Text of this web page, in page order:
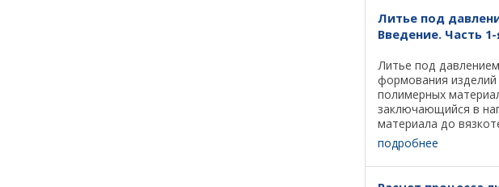
Литье под
Введение. Часть 1-
Литье под
формования изделий
полимерных
заключающийся в
материала до
состояния и
его в закрытую
форму, где материал
приобретает
подробнее